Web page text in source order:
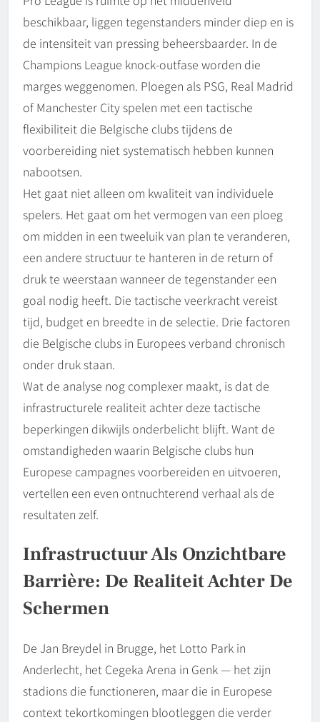
beschikbaar, liggen tegenstanders minder diep en is
de intensiteit van pressing beheersbaarder. In de
Champions League knock-outfase worden die
marges weggenomen. Ploegen als PSG, Real Madrid
of Manchester City spelen met een tactische
flexibiliteit die Belgische clubs tijdens de
voorbereiding niet systematisch hebben kunnen
nabootsen.
Het gaat niet alleen om kwaliteit van individuele
spelers. Het gaat om het vermogen van een ploeg
om midden in een tweeluik van plan te veranderen,
een andere structuur te hanteren in de return of
druk te weerstaan wanneer de tegenstander een
goal nodig heeft. Die tactische veerkracht vereist
tijd, budget en breedte in de selectie. Drie factoren
die Belgische clubs in Europees verband chronisch
onder druk staan.
Wat de analyse nog complexer maakt, is dat de
infrastructurele realiteit achter deze tactische
beperkingen dikwijls onderbelicht blijft. Want de
omstandigheden waarin Belgische clubs hun
Europese campagnes voorbereiden en uitvoeren,
vertellen een even ontnuchterend verhaal als de
resultaten zelf.
Infrastructuur Als Onzichtbare
Barrière: De Realiteit Achter De
Schermen
De Jan Breydel in Brugge, het Lotto Park in
Anderlecht, het Cegeka Arena in Genk — het zijn
stadions die functioneren, maar die in Europese
context tekortkomingen blootleggen die verder